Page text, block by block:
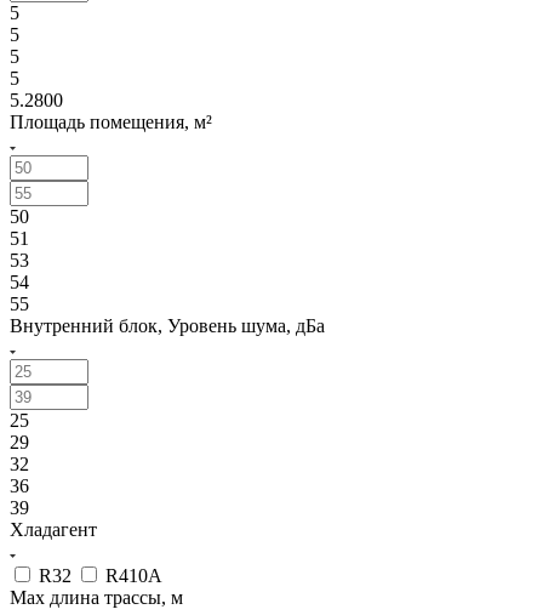
5
5
5
5
5.2800
Площадь помещения, м²
50
51
53
54
55
Внутренний блок, Уровень шума, дБа
25
29
32
36
39
Хладагент
R32
R410A
Max длина трассы, м